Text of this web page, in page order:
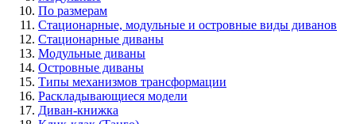
По размерам
Стационарные, модульные и островные виды диванов
Стационарные диваны
Модульные диваны
Островные диваны
Типы механизмов трансформации
Раскладывающиеся модели
Диван-книжка